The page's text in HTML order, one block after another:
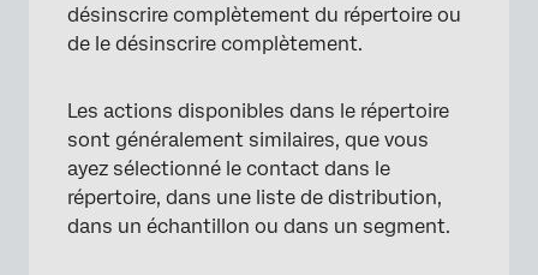
désinscrire complètement du répertoire ou
de le désinscrire complètement.
Les actions disponibles dans le répertoire
sont généralement similaires, que vous
ayez sélectionné le contact dans le
répertoire, dans une liste de distribution,
dans un échantillon ou dans un segment.